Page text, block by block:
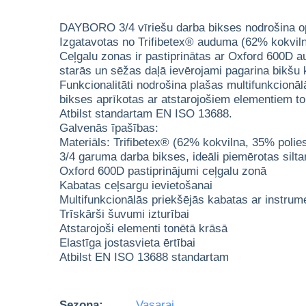
DAYBORO 3/4 vīriešu darba bikses
Izgatavotas no Trifibetex® auduma (62%
Ceļgalu zonas ir pastiprinātas ar Oxford 600D
starās un sēžas daļā ievērojami pagarina bikšu
Funkcionalitāti nodrošina plašas
bikses aprīkotas ar atstarojošiem elementiem
Atbilst standartam EN ISO 13688.
Galvenās īpašības:
Materiāls: Trifibetex® (62% kokvilna, 35%
3/4 garuma darba bikses, ideāli piemērotas
Oxford 600D pastiprinājumi ceļgalu zonā
Kabatas ceļsargu ievietošanai
Multifunkcionālās priekšējās kabatas ar
Trīskārši šuvumi izturībai
Atstarojoši elementi tonētā krāsā
Elastīga jostasvieta ērtībai
Atbilst EN ISO 13688 standartam